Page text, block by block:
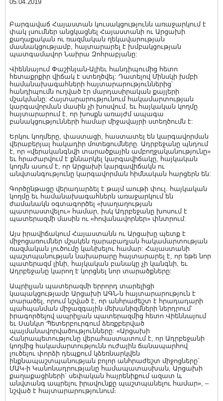
05.04.2019
Բարգավաճ Հայաստան կուսակցությունն առաջարկում է
փակ լսումներ անցկացնել Հայաստանի ու Արցախի
քաղաքական ու ռազմական ղեկավարության
մասնակցությամբ, հայտարարել է խմբակցության
պատգամավոր Նաիրա Զոհրաբյանը:
Վիեննայում Փաշինյան-Ալիեւ հանդիպումից հետո
հետաքրքիր վիճակ է ստեղծվել: Դատելով Մինսկի խմբի
համանախագահների հայտարարություններից՝
հանդիպումն ուղված էր մարդասիրական քայլերի
մշակմանը: Հայտարարությունում հակամարտության
կարգավորման մասին չի խոսվում, եւ հայկական կողմը
հայտարարում է, որ խոսքն առայժմ ապագա
բանակցությունների համար միջավայրի ստեղծումն է:
Երկու կողմերը, փաստացի, հաստատել են կարգավորման
վերաբերյալ հակադիր մոտեցումները. Ադրբեջանը պնդում
է, որ «վերականգնվի տարածքային ամբողջականությունը»
եւ հրաժարվում է քննարկել կարգավիճակը, հայկական
կողմն ասում է, որ Արցախի կարգավիճակն ու
անվտանգությունը կարգավորման հիմնական հարցերն են:
Գործընթացը վերադարձել է թայմ աութի փուլ. հայկական
կողմը եւ համանախագահներն առաջարկում են
ժամանակն օգտագործել «խաղաղության
պատրաստվելու» համար, իսկ Ադրբեջանը խոսում է
պատերազմի մասին ու «հովանավորներ» փնտրում:
Այս իրավիճակում Հայաստանն ու Արցախը պետք է
միջոցառումներ մշակեն ղարաբաղյան հակամարտության
ռազմական լուծումը կանխելու համար: Հայաստանի
պաշտպանության նախարարը հայտարարել է, որ եթե նոր
պատերազմ լինի, հայկական բանակը չի կանգնի, եւ
Ադրբեջանը կարող է կորցնել նոր տարածքները:
Ապրիլյան պատերազմի երրորդ տարելիցի
կապակցությամբ Արցախի ԱԳՆ-ն հայտարարություն է
տարածել, որում նշված է, որ անհրաժեշտ է հրադադարի
պահպանման միջազգային մեխանիզմների ներդրում՝
իրագործելով ապրիլյան պատերազմից հետո Վիեննայում
եւ Սանկտ Պետերբուրգում ձեռքբերված
պայմանավորվածությունները: «Արցախի
Հանրապետությունը վերահաստատում է, որ Ադրբեջանի
կողմից հակամարտությունն ուժային ճանապարհով
լուծելու փորձի դեպքում կձեռնարկվեն
ինքնապաշտպանության բոլոր անհրաժեշտ միջոցները`
ՄԱԿ-ի Կանոնադրությանը համապատասխան, Արցախի
քաղաքացիների` սեփական հայրենիքում ազատ և
անվտանգ ապրելու իրավունքը պաշտպանելու համար», –
նշված է հայտարարությունում։